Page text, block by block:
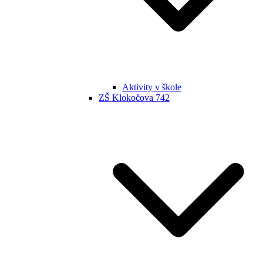
Aktivity v škole
ZŠ Klokočova 742